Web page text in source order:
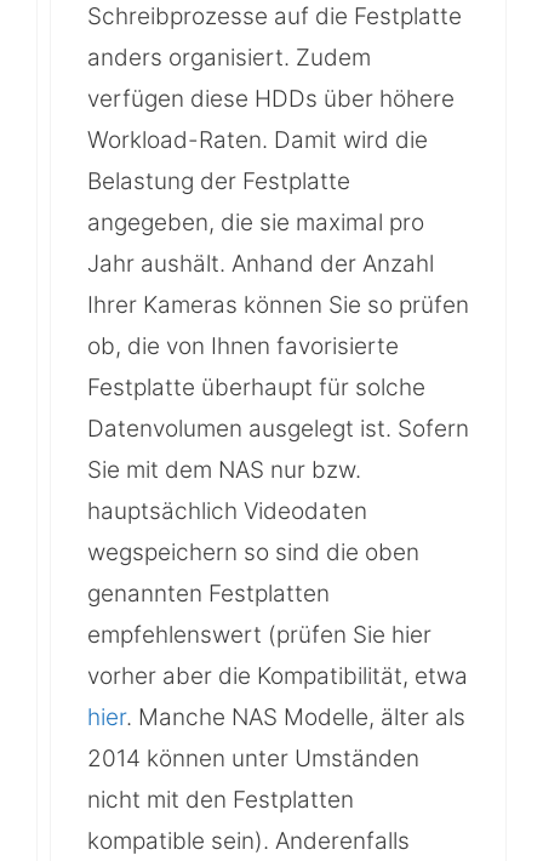
Schreibprozesse auf die Festplatte
anders organisiert. Zudem
verfügen diese HDDs über höhere
Workload-Raten. Damit wird die
Belastung der Festplatte
angegeben, die sie maximal pro
Jahr aushält. Anhand der Anzahl
Ihrer Kameras können Sie so prüfen
ob, die von Ihnen favorisierte
Festplatte überhaupt für solche
Datenvolumen ausgelegt ist. Sofern
Sie mit dem NAS nur bzw.
hauptsächlich Videodaten
wegspeichern so sind die oben
genannten Festplatten
empfehlenswert (prüfen Sie hier
vorher aber die Kompatibilität, etwa
hier. Manche NAS Modelle, älter als
2014 können unter Umständen
nicht mit den Festplatten
kompatible sein). Anderenfalls